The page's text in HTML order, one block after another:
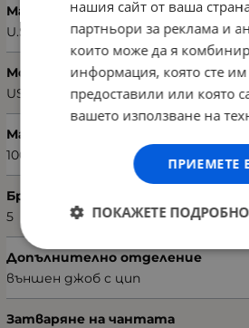
Марка
U.S. POLO ASSN.
Модел чанта
US22540
Материал
100% поливинил кожа
Брой отделения
5
Допълнително отделение
външен джоб с цип
Затваряне на чантата
нашия сайт от ваша
партньори за реклама и
които може да я
информация, която сте им
предоставили или която
вашето използване на
ПРИЕМЕТЕ
ПОКАЖЕТЕ